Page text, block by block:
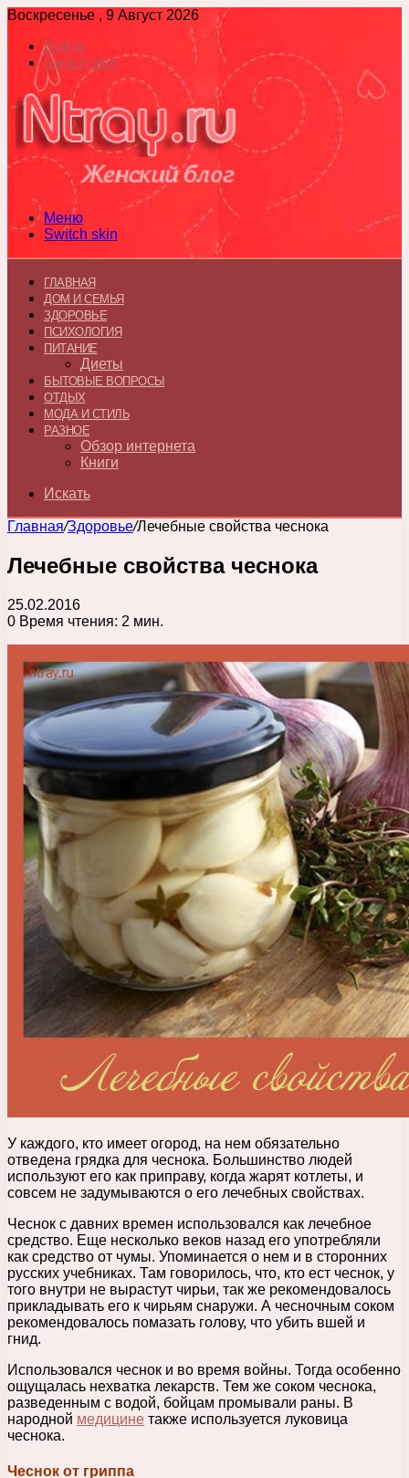
Воскресенье , 9 Август 2026
Войти
Switch skin
Меню
Switch skin
ГЛАВНАЯ
ДОМ И СЕМЬЯ
ЗДОРОВЬЕ
ПСИХОЛОГИЯ
ПИТАНИЕ
Диеты
БЫТОВЫЕ ВОПРОСЫ
ОТДЫХ
МОДА И СТИЛЬ
РАЗНОЕ
Обзор интернета
Книги
Искать
Главная/Здоровье/Лечебные свойства чеснока
Лечебные свойства чеснока
25.02.2016
0 Время чтения: 2 мин.
У каждого, кто имеет огород, на нем обязательно
отведена грядка для чеснока. Большинство людей
используют его как приправу, когда жарят котлеты, и
совсем не задумываются о его лечебных свойствах.
Чеснок с давних времен использовался как лечебное
средство. Еще несколько веков назад его употребляли
как средство от чумы. Упоминается о нем и в сторонних
русских учебниках. Там говорилось, что, кто ест чеснок, у
того внутри не вырастут чирьи, так же рекомендовалось
прикладывать его к чирьям снаружи. А чесночным соком
рекомендовалось помазать голову, что убить вшей и
гнид.
Использовался чеснок и во время войны. Тогда особенно
ощущалась нехватка лекарств. Тем же соком чеснока,
разведенным с водой, бойцам промывали раны. В
народной медицине также используется луковица
чеснока.
Чеснок от гриппа